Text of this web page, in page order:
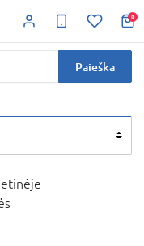
0
Paieška